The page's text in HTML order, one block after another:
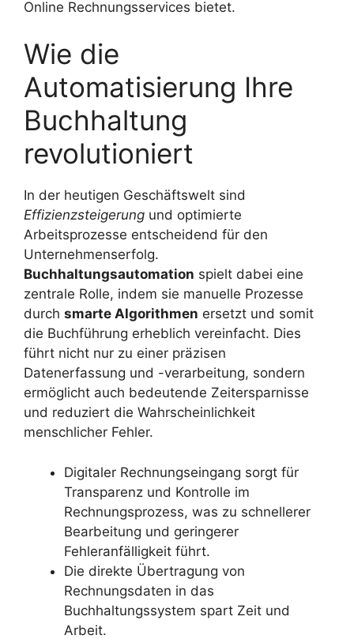
Online Rechnungsservices bietet.
Wie die
Automatisierung Ihre
Buchhaltung
revolutioniert
In der heutigen Geschäftswelt sind
Effizienzsteigerung und optimierte
Arbeitsprozesse entscheidend für den
Unternehmenserfolg.
Buchhaltungsautomation spielt dabei eine
zentrale Rolle, indem sie manuelle Prozesse
durch smarte Algorithmen ersetzt und somit
die Buchführung erheblich vereinfacht. Dies
führt nicht nur zu einer präzisen
Datenerfassung und -verarbeitung, sondern
ermöglicht auch bedeutende Zeitersparnisse
und reduziert die Wahrscheinlichkeit
menschlicher Fehler.
Digitaler Rechnungseingang sorgt für
Transparenz und Kontrolle im
Rechnungsprozess, was zu schnellerer
Bearbeitung und geringerer
Fehleranfälligkeit führt.
Die direkte Übertragung von
Rechnungsdaten in das
Buchhaltungssystem spart Zeit und
Arbeit.